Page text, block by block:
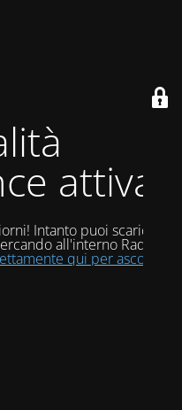
attiva
Intanto puoi scaricare
all'interno Radio
qui per ascoltarci!